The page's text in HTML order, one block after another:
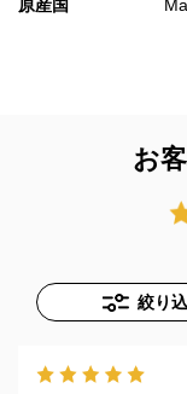
原産国
お
絞り